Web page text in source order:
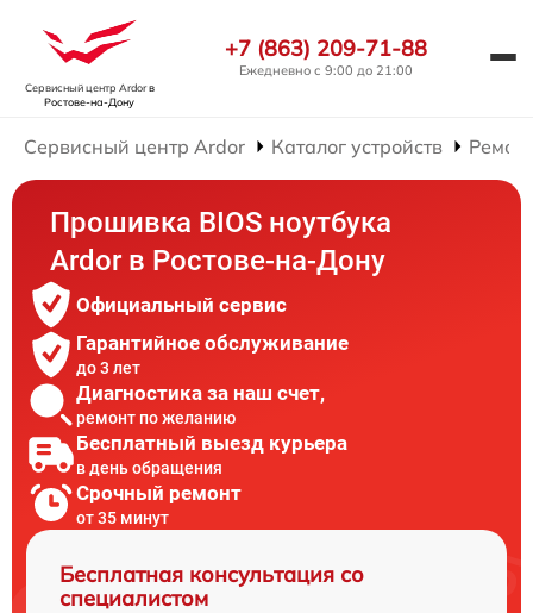
Сервисный центр Ardorв
Ростове-на-Дону
+7 (863) 209-71-88
Ежедневно с 9:00 до 21:00
Сервисный центр Ardor Каталог устройств
Прошивка BIOS ноутбука
Ardor в Ростове-на-Дону
Официальный сервис
Гарантийное обслуживание
до 3 лет
Диагностика за наш счет,
ремонт по желанию
Бесплатный выезд курьера
в день обращения
Срочный ремонт
от 35 минут
Бесплатная консультация со
специалистом